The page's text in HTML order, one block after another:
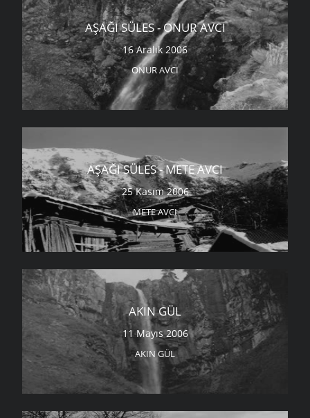
AŞAĞI SÜLES - ONUR AVCI
16 Aralık 2006
ONUR AVCI
AŞAĞI SÜLES - METE AVCI
25 Kasım 2006
METE AVCI
AKIN GÜL
11 Mayıs 2006
AKIN GÜL